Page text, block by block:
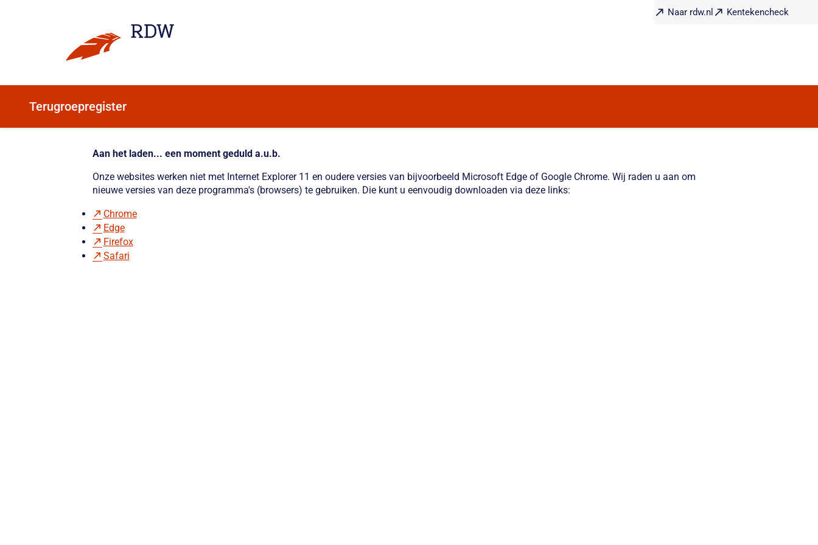
Naar rdw.nl Kentekencheck
Terugroepregister
Aan het laden... een moment geduld a.u.b.
Onze websites werken niet met Internet Explorer 11 en oudere versies van bijvoorbeeld Microsoft Edge of Google Chrome. Wij raden u aan om
nieuwe versies van deze programma's (browsers) te gebruiken. Die kunt u eenvoudig downloaden via deze links:
Chrome
Edge
Firefox
Safari